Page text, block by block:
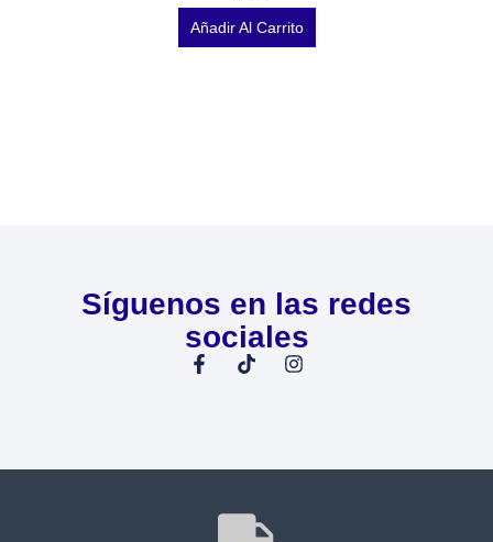
Añadir Al Carrito
Síguenos en las redes
sociales